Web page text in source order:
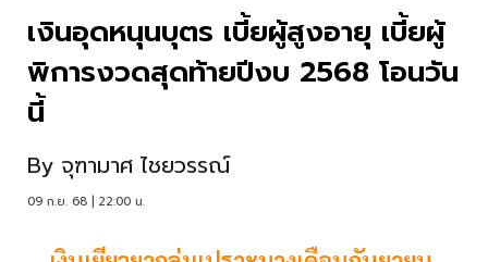
เงินอุดหนุนบุตร เบี้ยผู้สูงอายุ เบี้ยผู้
พิการงวดสุดท้ายปีงบ 2568 โอนวัน
นี้
By จุฑามาศ ไชยวรรณ์
09 ก.ย. 68 | 22:00 น.